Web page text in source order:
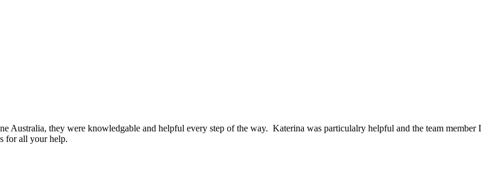
Australia, they were knowledgable and helpful every step of the way. Katerina was particulalry helpful and the team member I
for all your help.